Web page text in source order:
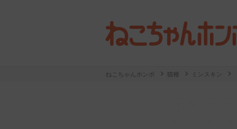
ねこちゃんホンポ 猫種 ミンスキン